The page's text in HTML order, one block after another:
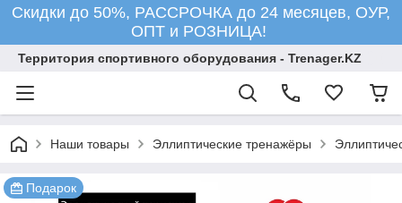
Скидки до 50%, РАССРОЧКА до 24 месяцев, ОУР,
ОПТ и РОЗНИЦА!
Территория спортивного оборудования - Trenager.KZ
Наши товары Эллиптические тренажёры
Подарок